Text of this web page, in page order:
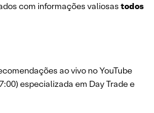
com informações valiosas todos
ao vivo no YouTube
especializada em Day Trade e